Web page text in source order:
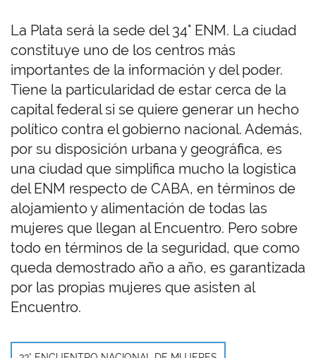
La Plata será la sede del 34° ENM. La ciudad
constituye uno de los centros más
importantes de la información y del poder.
Tiene la particularidad de estar cerca de la
capital federal si se quiere generar un hecho
político contra el gobierno nacional. Además,
por su disposición urbana y geográfica, es
una ciudad que simplifica mucho la logística
del ENM respecto de CABA, en términos de
alojamiento y alimentación de todas las
mujeres que llegan al Encuentro. Pero sobre
todo en términos de la seguridad, que como
queda demostrado año a año, es garantizada
por las propias mujeres que asisten al
Encuentro.